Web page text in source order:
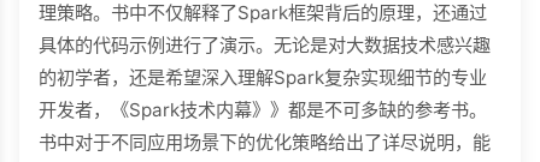
理策略。书中不仅解释了Spark框架背后的原理，还通过
具体的代码示例进行了演示。无论是对大数据技术感兴趣
的初学者，还是希望深入理解Spark复杂实现细节的专业
开发者，《Spark技术内幕》》都是不可多缺的参考书。
书中对于不同应用场景下的优化策略给出了详尽说明，能